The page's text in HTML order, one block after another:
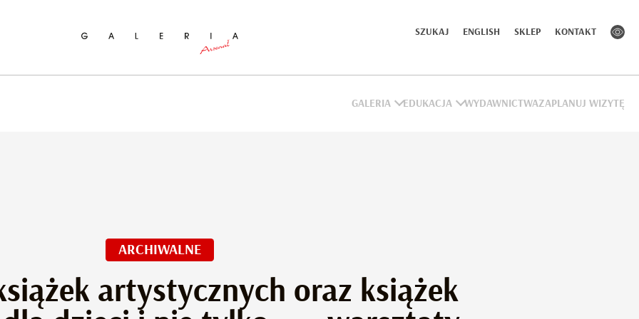
SZUKAJ ENGLISH SKLEP KONTAKT
GALERIA EDUKACJA WYDAWNICTWAZAPLANUJ WIZYTĘ
ARCHIWALNE
artystycznych oraz książek